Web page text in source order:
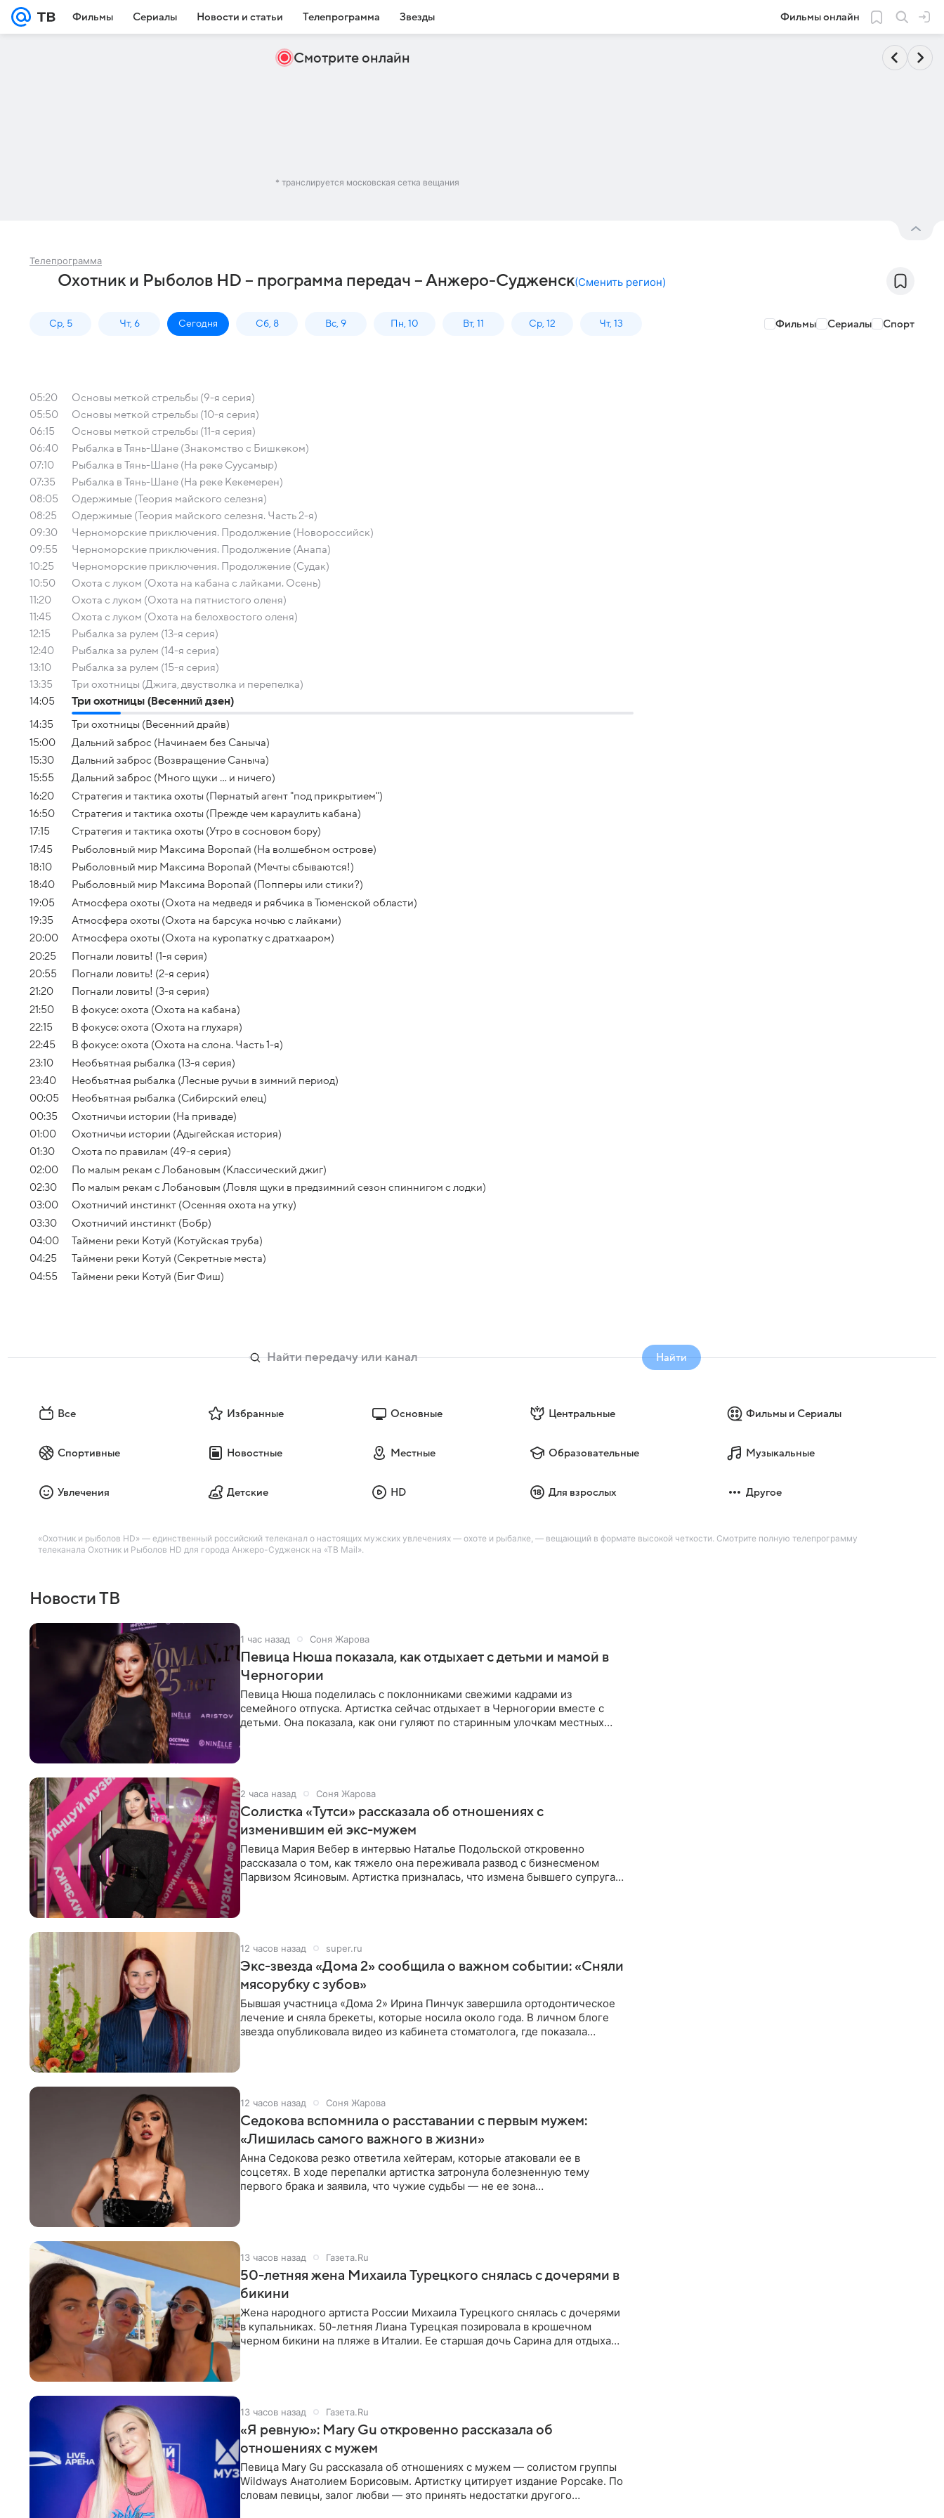
Фильмы Сериалы Новости и статьи Телепрограмма Звезды Фильмы онлайн
Смотрите онлайн
* транслируется московская сетка вещания
Телепрограмма
Охотник и Рыболов HD – программа передач – Анжеро-Судженск(Сменить регион)
Ср, 5 Чт, 6 Сегодня Сб, 8 Вс, 9 Пн, 10 Вт, 11 Ср, 12 Чт, 13 Фильмы Сериалы Спорт
05:20
Основы меткой стрельбы (9-я серия)
05:50
Основы меткой стрельбы (10-я серия)
06:15
Основы меткой стрельбы (11-я серия)
06:40
Рыбалка в Тянь-Шане (Знакомство с Бишкеком)
07:10
Рыбалка в Тянь-Шане (На реке Суусамыр)
07:35
Рыбалка в Тянь-Шане (На реке Кекемерен)
08:05
Одержимые (Теория майского селезня)
08:25
Одержимые (Теория майского селезня. Часть 2-я)
09:30
Черноморские приключения. Продолжение (Новороссийск)
09:55
Черноморские приключения. Продолжение (Анапа)
10:25
Черноморские приключения. Продолжение (Судак)
10:50
Охота с луком (Охота на кабана с лайками. Осень)
11:20
Охота с луком (Охота на пятнистого оленя)
11:45
Охота с луком (Охота на белохвостого оленя)
12:15
Рыбалка за рулем (13-я серия)
12:40
Рыбалка за рулем (14-я серия)
13:10
Рыбалка за рулем (15-я серия)
13:35
Три охотницы (Джига, двустволка и перепелка)
14:05
Три охотницы (Весенний дзен)
14:35
Три охотницы (Весенний драйв)
15:00
Дальний заброс (Начинаем без Саныча)
15:30
Дальний заброс (Возвращение Саныча)
15:55
Дальний заброс (Много щуки … и ничего)
16:20
Стратегия и тактика охоты (Пернатый агент "под прикрытием")
16:50
Стратегия и тактика охоты (Прежде чем караулить кабана)
17:15
Стратегия и тактика охоты (Утро в сосновом бору)
17:45
Рыболовный мир Максима Воропай (На волшебном острове)
18:10
Рыболовный мир Максима Воропай (Мечты сбываются!)
18:40
Рыболовный мир Максима Воропай (Попперы или стики?)
19:05
Атмосфера охоты (Охота на медведя и рябчика в Тюменской области)
19:35
Атмосфера охоты (Охота на барсука ночью с лайками)
20:00
Атмосфера охоты (Охота на куропатку с дратхааром)
20:25
Погнали ловить! (1-я серия)
20:55
Погнали ловить! (2-я серия)
21:20
Погнали ловить! (3-я серия)
21:50
В фокусе: охота (Охота на кабана)
22:15
В фокусе: охота (Охота на глухаря)
22:45
В фокусе: охота (Охота на слона. Часть 1-я)
23:10
Необъятная рыбалка (13-я серия)
23:40
Необъятная рыбалка (Лесные ручьи в зимний период)
00:05
Необъятная рыбалка (Сибирский елец)
00:35
Охотничьи истории (На приваде)
01:00
Охотничьи истории (Адыгейская история)
01:30
Охота по правилам (49-я серия)
02:00
По малым рекам с Лобановым (Классический джиг)
02:30
По малым рекам с Лобановым (Ловля щуки в предзимний сезон спиннигом с лодки)
03:00
Охотничий инстинкт (Осенняя охота на утку)
03:30
Охотничий инстинкт (Бобр)
04:00
Таймени реки Котуй (Котуйская труба)
04:25
Таймени реки Котуй (Секретные места)
04:55
Таймени реки Котуй (Биг Фиш)
Найти
Все Избранные Основные Центральные Фильмы и Сериалы
Спортивные Новостные Местные Образовательные Музыкальные
Увлечения Детские HD Для взрослых Другое
«Охотник и рыболов HD» — единственный российский телеканал о настоящих мужских увлечениях — охоте и рыбалке, — вещающий в формате высокой четкости. Смотрите полную телепрограмму
телеканала Охотник и Рыболов HD для города Анжеро-Судженск на «ТВ Mail».
Новости ТВ
1 час назад Соня Жарова
Певица Нюша показала, как отдыхает с детьми и мамой в
Черногории
Певица Нюша поделилась с поклонниками свежими кадрами из
семейного отпуска. Артистка сейчас отдыхает в Черногории вместе с
детьми. Она показала, как они гуляют по старинным улочкам местных
2 часа назад Соня Жарова
Солистка «Тутси» рассказала об отношениях с
изменившим ей экс-мужем
Певица Мария Вебер в интервью Наталье Подольской откровенно
рассказала о том, как тяжело она переживала развод с бизнесменом
Парвизом Ясиновым. Артистка призналась, что измена бывшего супруга
12 часов назад super.ru
Экс-звезда «Дома 2» сообщила о важном событии: «Сняли
мясорубку с зубов»
Бывшая участница «Дома 2» Ирина Пинчук завершила ортодонтическое
лечение и сняла брекеты, которые носила около года. В личном блоге
звезда опубликовала видео из кабинета стоматолога, где показала
12 часов назад Соня Жарова
Седокова вспомнила о расставании с первым мужем:
«Лишилась самого важного в жизни»
Анна Седокова резко ответила хейтерам, которые атаковали ее в
соцсетях. В ходе перепалки артистка затронула болезненную тему
первого брака и заявила, что чужие судьбы — не ее зона
13 часов назад Газета.Ru
50-летняя жена Михаила Турецкого снялась с дочерями в
бикини
Жена народного артиста России Михаила Турецкого снялась с дочерями
в купальниках. 50-летняя Лиана Турецкая позировала в крошечном
черном бикини на пляже в Италии. Ее старшая дочь Сарина для отдыха
13 часов назад Газета.Ru
«Я ревную»: Mary Gu откровенно рассказала об
отношениях с мужем
Певица Mary Gu рассказала об отношениях с мужем — солистом группы
Wildways Анатолием Борисовым. Артистку цитирует издание Popcake. По
словам певицы, залог любви — это принять недостатки другого